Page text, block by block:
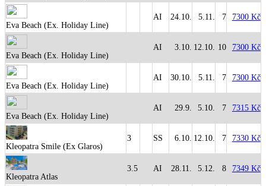
Eva Beach (Ex. Holiday Line)
AI 24.10. 5.11. 7 7300 Kč
Eva Beach (Ex. Holiday Line)
AI 3.10. 12.10. 10 7300 Kč
Eva Beach (Ex. Holiday Line)
AI 30.10. 5.11. 7 7300 Kč
Eva Beach (Ex. Holiday Line)
AI 29.9. 5.10. 7 7315 Kč
Kleopatra Smile (Ex Glaros)
3 SS 6.10. 12.10. 7 7330 Kč
Kleopatra Atlas
3.5 AI 28.11. 5.12. 8 7349 Kč